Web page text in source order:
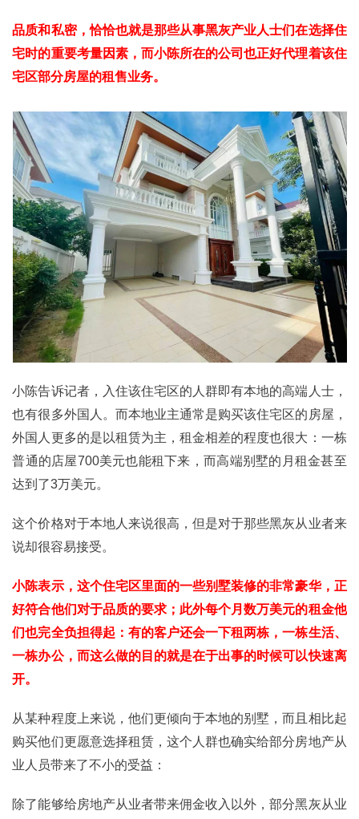
品质和私密，恰恰也就是那些从事黑灰产业人士们在选择住
宅时的重要考量因素，而小陈所在的公司也正好代理着该住
宅区部分房屋的租售业务。
小陈告诉记者，入住该住宅区的人群即有本地的高端人士，
也有很多外国人。而本地业主通常是购买该住宅区的房屋，
外国人更多的是以租赁为主，租金相差的程度也很大：一栋
普通的店屋700美元也能租下来，而高端别墅的月租金甚至
达到了3万美元。
这个价格对于本地人来说很高，但是对于那些黑灰从业者来
说却很容易接受。
小陈表示，这个住宅区里面的一些别墅装修的非常豪华，正
好符合他们对于品质的要求；此外每个月数万美元的租金他
们也完全负担得起：有的客户还会一下租两栋，一栋生活、
一栋办公，而这么做的目的就是在于出事的时候可以快速离
开。
从某种程度上来说，他们更倾向于本地的别墅，而且相比起
购买他们更愿意选择租赁，这个人群也确实给部分房地产从
业人员带来了不小的受益：
除了能够给房地产从业者带来佣金收入以外，部分黑灰从业